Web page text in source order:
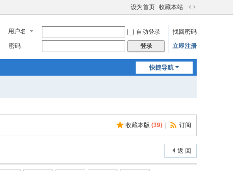
设为首页 收藏本站
切
到
宽
用户名 自动登录
找回密码
密码
登录 立即注册
快捷导航
收藏本版 (39) 订阅
返 回